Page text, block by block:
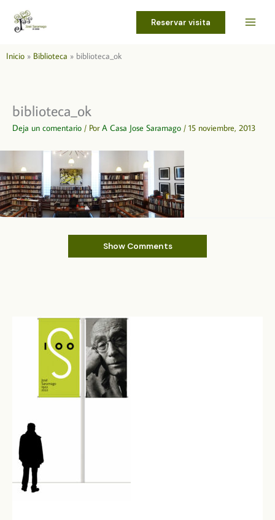
contenido
Reservar visita
Inicio Biblioteca biblioteca_ok
biblioteca_ok
Deja un comentario / PorA Casa Jose Saramago / 15 noviembre, 2013
Show Comments